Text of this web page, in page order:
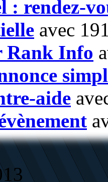
: rendez-
avec
Rank Info
aide